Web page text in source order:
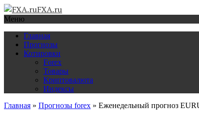
FXA.ru
Меню
Главная
Прогнозы
Котировки
Forex
Товары
Криптовалюта
Индексы
Главная » Прогнозы forex » Еженедельный прогноз